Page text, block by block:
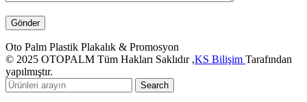
Oto Palm Plastik Plakalık & Promosyon
© 2025 OTOPALM Tüm Hakları Saklıdır ,KS Bilişim Tarafından
yapılmıştır.
Search